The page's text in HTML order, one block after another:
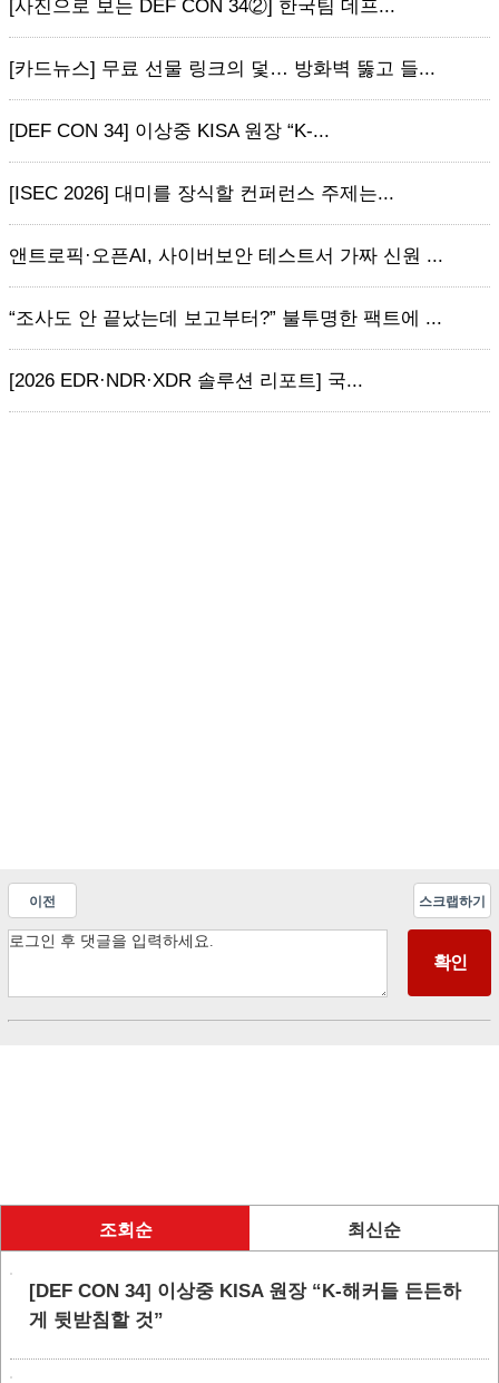
[사진으로 보는 DEF CON 34②] 한국팀 데프...
[카드뉴스] 무료 선물 링크의 덫… 방화벽 뚫고 들...
[DEF CON 34] 이상중 KISA 원장 “K-...
[ISEC 2026] 대미를 장식할 컨퍼런스 주제는...
앤트로픽·오픈AI, 사이버보안 테스트서 가짜 신원 ...
“조사도 안 끝났는데 보고부터?” 불투명한 팩트에 ...
[2026 EDR·NDR·XDR 솔루션 리포트] 국...
이전 스크랩하기
조회순 최신순
[DEF CON 34] 이상중 KISA 원장 “K-해커들 든든하
게 뒷받침할 것”